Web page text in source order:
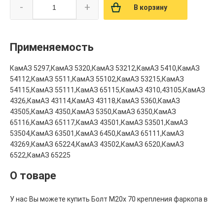
- + В корзину
Применяемость
КамАЗ 5297,КамАЗ 5320,КамАЗ 53212,КамАЗ 5410,КамАЗ
54112,КамАЗ 5511,КамАЗ 55102,КамАЗ 53215,КамАЗ
54115,КамАЗ 55111,КамАЗ 65115,КамАЗ 4310,43105,КамАЗ
4326,КамАЗ 43114,КамАЗ 43118,КамАЗ 5360,КамАЗ
43505,КамАЗ 4350,КамАЗ 5350,КамАЗ 6350,КамАЗ
65116,КамАЗ 65117,КамАЗ 43501,КамАЗ 53501,КамАЗ
53504,КамАЗ 63501,КамАЗ 6450,КамАЗ 65111,КамАЗ
43269,КамАЗ 65224,КамАЗ 43502,КамАЗ 6520,КамАЗ
6522,КамАЗ 65225
О товаре
У нас Вы можете купить Болт М20х 70 крепления фаркопа в